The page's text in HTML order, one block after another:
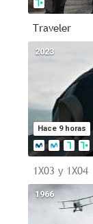
Traveler
Hace 9 horas
2023
1X03 y 1X04
1966